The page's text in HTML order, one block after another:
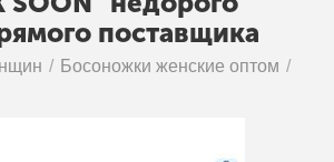
поставщика
/ Босоножки женские оптом /